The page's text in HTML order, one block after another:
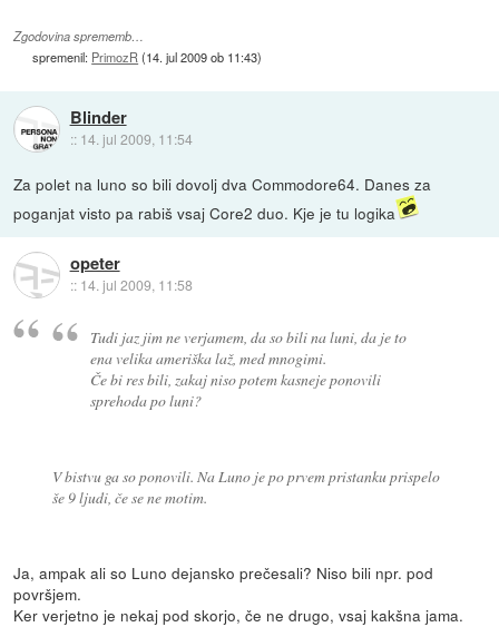
Zgodovina sprememb…
spremenil: PrimozR(14. jul 2009 ob 11:43)
Blinder
:: 14. jul 2009, 11:54
Za polet na luno so bili dovolj dva Commodore64. Danes za
poganjat visto pa rabiš vsaj Core2 duo. Kje je tu logika
opeter
:: 14. jul 2009, 11:58
Tudi jaz jim ne verjamem, da so bili na luni, da je to
ena velika ameriška laž, med mnogimi.
Če bi res bili, zakaj niso potem kasneje ponovili
sprehoda po luni?
V bistvu ga so ponovili. Na Luno je po prvem pristanku prispelo
še 9 ljudi, če se ne motim.
Ja, ampak ali so Luno dejansko prečesali? Niso bili npr. pod
površjem.
Ker verjetno je nekaj pod skorjo, če ne drugo, vsaj kakšna jama.